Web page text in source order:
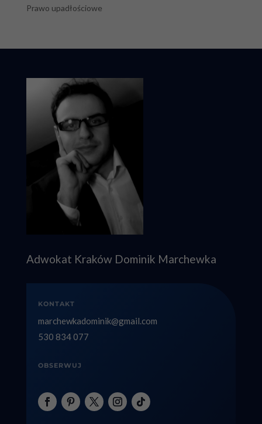
Prawo upadłościowe
Adwokat Kraków Dominik Marchewka
KONTAKT
marchewkadominik@gmail.com
530 834 077
OBSERWUJ